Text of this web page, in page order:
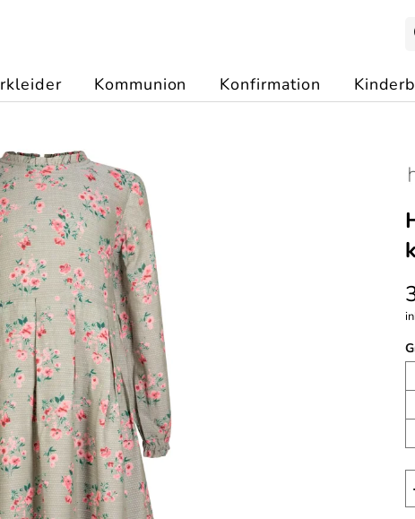
Kommunion Konfirmation